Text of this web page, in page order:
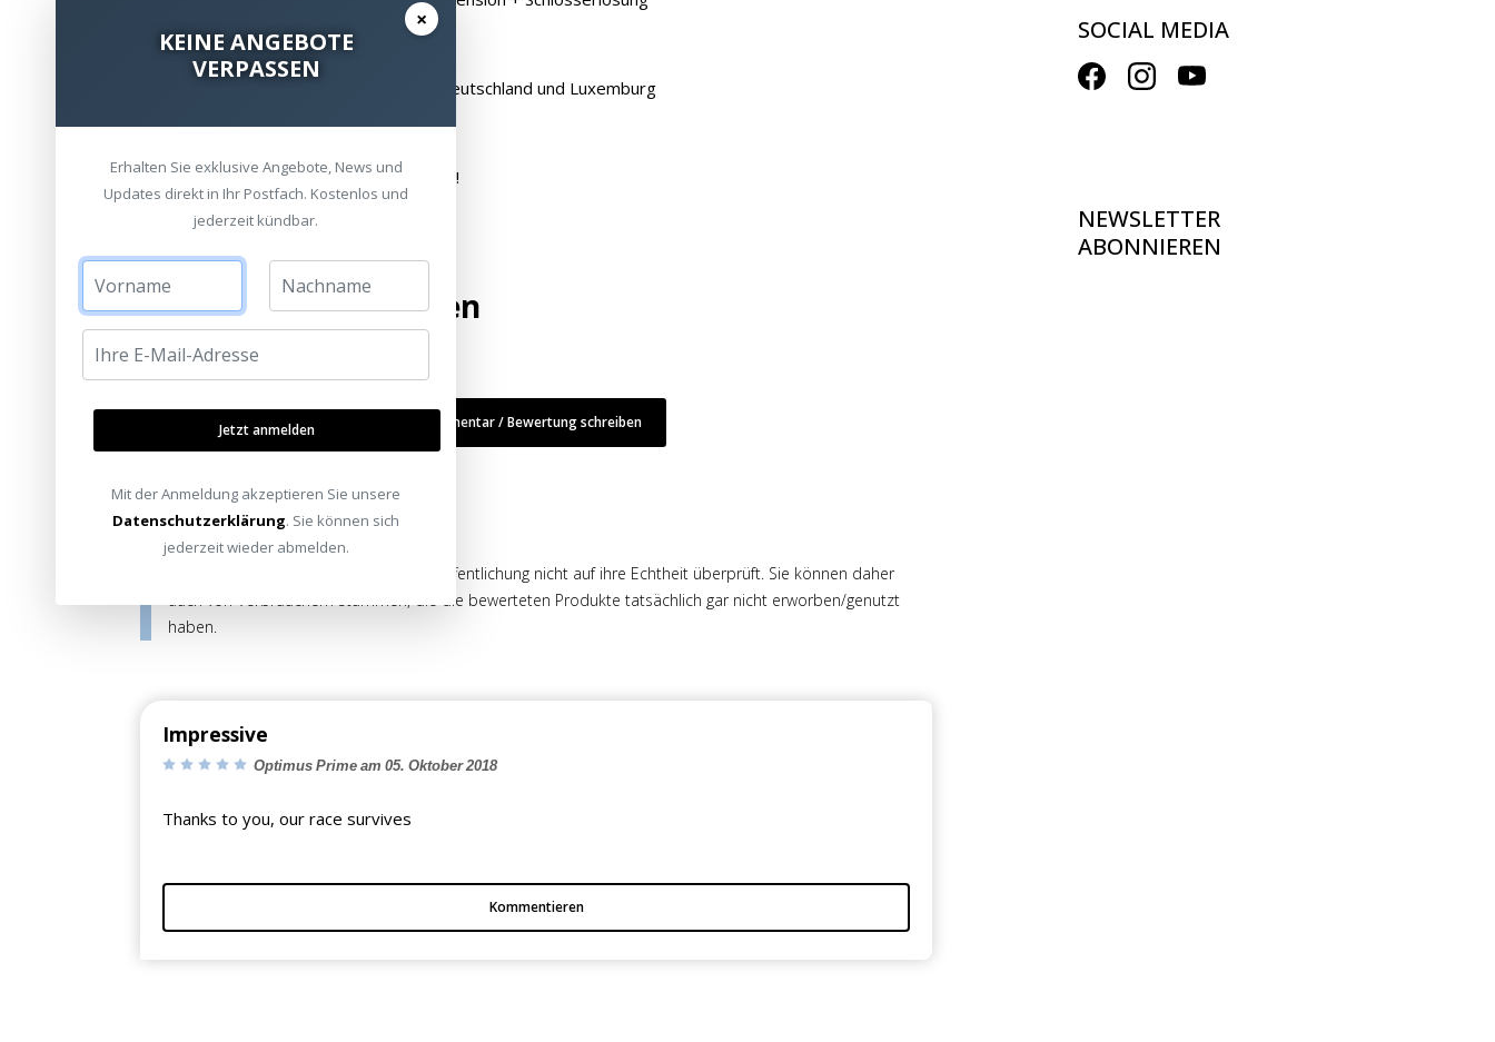
7:01 ? Fernbedienungslösung
8:16 ? Besuchen Sie unsere Standorte in Deutschland und Luxemburg
9:14 - Outro
...Heimkinoraum, immer einen Besuch wert!
Bewertung hinzufügen
Kommentar / Bewertung schreiben
Die Bewertungen werden vor ihrer Veröffentlichung nicht auf ihre Echtheit überprüft. Sie können daher
auch von Verbrauchern stammen, die die bewerteten Produkte tatsächlich gar nicht erworben/genutzt
haben.
Impressive
Optimus Prime am 05. Oktober 2018
Thanks to you, our race survives
Kommentieren
SOCIAL MEDIA
NEWSLETTER
ABONNIEREN
×
KEINE ANGEBOTE
VERPASSEN
Erhalten Sie exklusive Angebote, News und
Updates direkt in Ihr Postfach. Kostenlos und
jederzeit kündbar.
Jetzt anmelden
Mit der Anmeldung akzeptieren Sie unsere
Datenschutzerklärung. Sie können sich
jederzeit wieder abmelden.